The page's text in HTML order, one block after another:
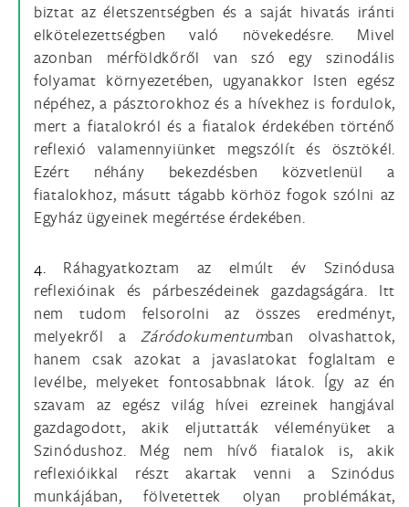
biztat az életszentségben és a saját hivatás iránti
elkötelezettségben való növekedésre. Mivel
azonban mérföldkőről van szó egy szinodális
folyamat környezetében, ugyanakkor Isten egész
népéhez, a pásztorokhoz és a hívekhez is fordulok,
mert a fiatalokról és a fiatalok érdekében történő
reflexió valamennyiünket megszólít és ösztökél.
Ezért néhány bekezdésben közvetlenül a
fiatalokhoz, másutt tágabb körhöz fogok szólni az
Egyház ügyeinek megértése érdekében.
4. Ráhagyatkoztam az elmúlt év Szinódusa
reflexióinak és párbeszédeinek gazdagságára. Itt
nem tudom felsorolni az összes eredményt,
melyekről aZáródokumentumban olvashattok,
hanem csak azokat a javaslatokat foglaltam e
levélbe, melyeket fontosabbnak látok. Így az én
szavam az egész világ hívei ezreinek hangjával
gazdagodott, akik eljuttatták véleményüket a
Szinódushoz. Még nem hívő fiatalok is, akik
reflexióikkal részt akartak venni a Szinódus
munkájában, fölvetettek olyan problémákat,